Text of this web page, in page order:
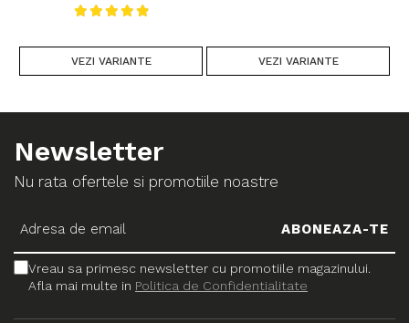
VEZI VARIANTE VEZI VARIANTE
Newsletter
Nu rata ofertele si promotiile noastre
Vreau sa primesc newsletter cu promotiile magazinului.
Afla mai multe in Politica de Confidentialitate